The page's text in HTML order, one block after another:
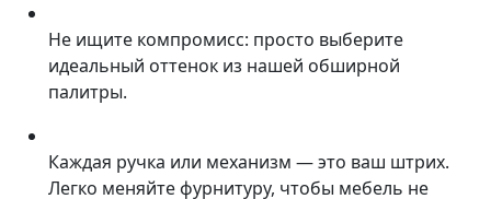
Не ищите компромисс: просто выберите
идеальный оттенок из нашей обширной
палитры.
Каждая ручка или механизм — это ваш штрих.
Легко меняйте фурнитуру, чтобы мебель не